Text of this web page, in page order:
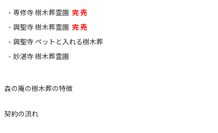
専修寺 樹木葬霊園 完 売
興聖寺 樹木葬霊園 完 売
興聖寺 ペットと入れる樹木葬
妙湛寺 樹木葬霊園
森の庵の樹木葬の特徴
契約の流れ